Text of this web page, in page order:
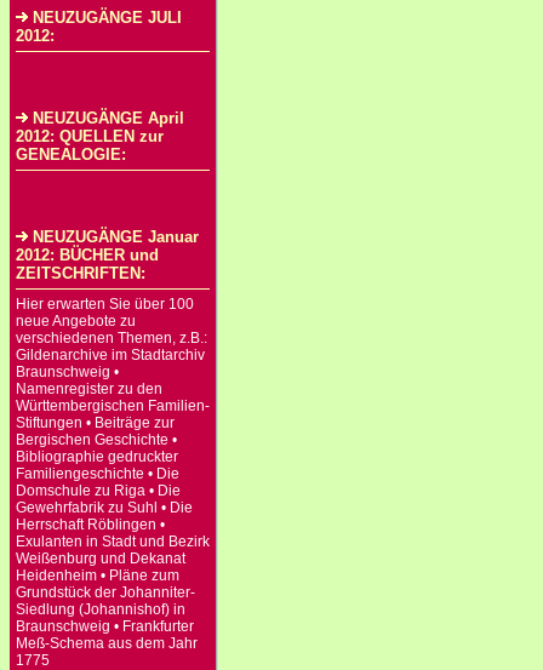
NEUZUGÄNGE JULI
2012:
NEUZUGÄNGE April
2012: QUELLEN zur
GENEALOGIE:
NEUZUGÄNGE Januar
2012: BÜCHER und
ZEITSCHRIFTEN:
Hier erwarten Sie über 100
neue Angebote zu
verschiedenen Themen, z.B.:
Gildenarchive im Stadtarchiv
Braunschweig •
Namenregister zu den
Württembergischen Familien-
Stiftungen • Beiträge zur
Bergischen Geschichte •
Bibliographie gedruckter
Familiengeschichte • Die
Domschule zu Riga • Die
Gewehrfabrik zu Suhl • Die
Herrschaft Röblingen •
Exulanten in Stadt und Bezirk
Weißenburg und Dekanat
Heidenheim • Pläne zum
Grundstück der Johanniter-
Siedlung (Johannishof) in
Braunschweig • Frankfurter
Meß-Schema aus dem Jahr
1775